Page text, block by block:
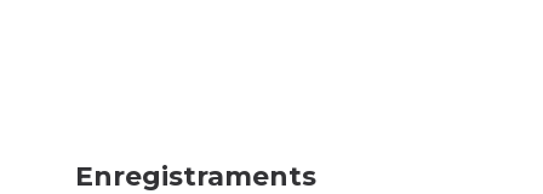
Enregistraments